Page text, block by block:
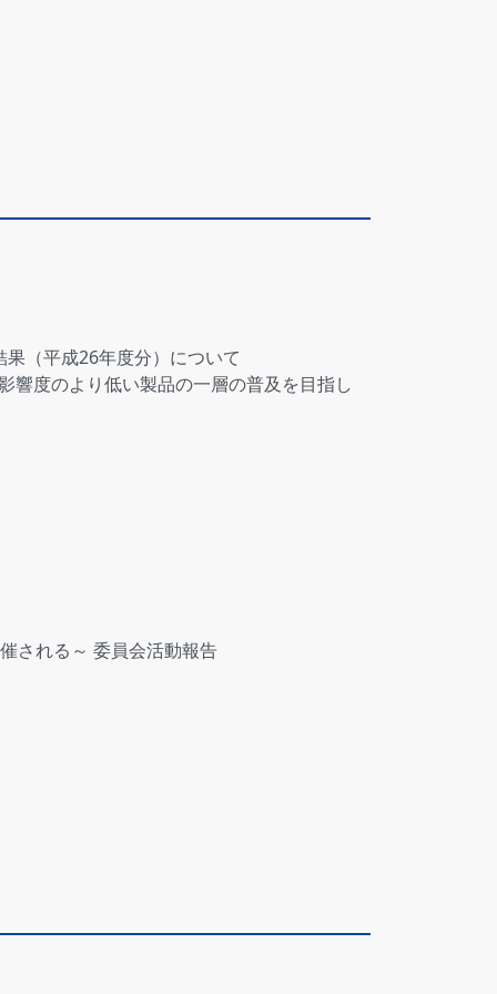
（平成26年度分）について
響度のより低い製品の一層の普及を目指し
される～ 委員会活動報告